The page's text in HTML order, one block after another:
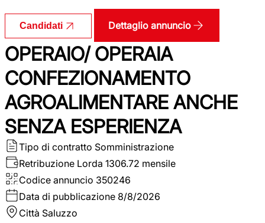
Candidati Dettaglio annuncio
OPERAIO/ OPERAIA
CONFEZIONAMENTO
AGROALIMENTARE ANCHE
SENZA ESPERIENZA
Tipo di contratto Somministrazione
Retribuzione Lorda 1306.72 mensile
Codice annuncio 350246
Data di pubblicazione 8/8/2026
Città Saluzzo